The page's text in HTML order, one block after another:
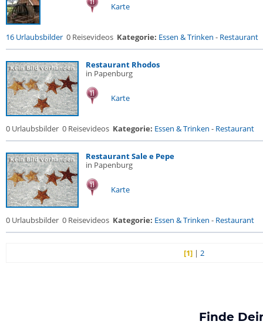
Karte
16 Urlaubsbilder 0 Reisevideos Kategorie: Essen & Trinken - Restaurant
Restaurant Rhodos
in Papenburg
Karte
0 Urlaubsbilder 0 Reisevideos Kategorie: Essen & Trinken - Restaurant
Restaurant Sale e Pepe
in Papenburg
Karte
0 Urlaubsbilder 0 Reisevideos Kategorie: Essen & Trinken - Restaurant
[1] |2
Finde